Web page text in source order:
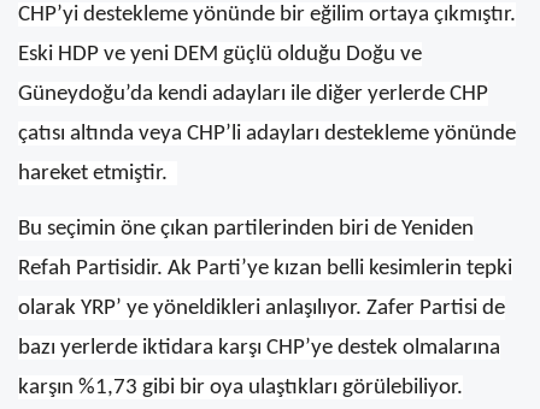
CHP’yi destekleme yönünde bir eğilim ortaya çıkmıştır.
Eski HDP ve yeni DEM güçlü olduğu Doğu ve
Güneydoğu’da kendi adayları ile diğer yerlerde CHP
çatısı altında veya CHP’li adayları destekleme yönünde
hareket etmiştir.
Bu seçimin öne çıkan partilerinden biri de Yeniden
Refah Partisidir. Ak Parti’ye kızan belli kesimlerin tepki
olarak YRP’ ye yöneldikleri anlaşılıyor. Zafer Partisi de
bazı yerlerde iktidara karşı CHP’ye destek olmalarına
karşın %1,73 gibi bir oya ulaştıkları görülebiliyor.